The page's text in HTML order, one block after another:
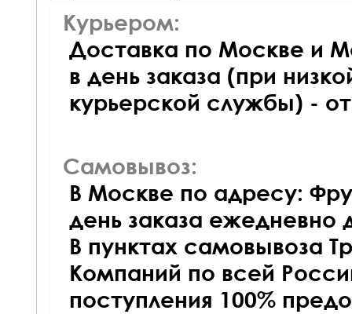
Курьером:
Доставка по Москве и
в день заказа (при
курьерской службы) -
Самовывоз:
В Москве по адресу:
день заказа ежедневно
В пунктах самовывоза
Компаний по всей
поступления 100%